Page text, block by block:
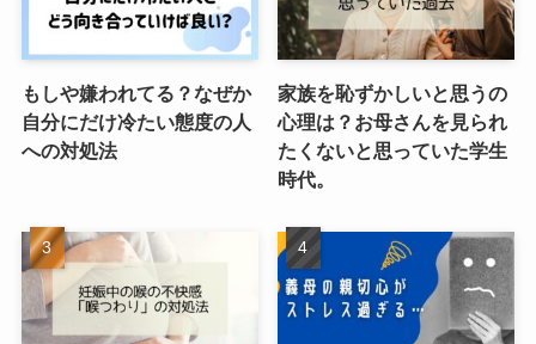
もしや嫌われてる？なぜか
自分にだけ冷たい態度の人
への対処法
家族を恥ずかしいと思うの
心理は？お母さんを見られ
たくないと思っていた学生
時代。